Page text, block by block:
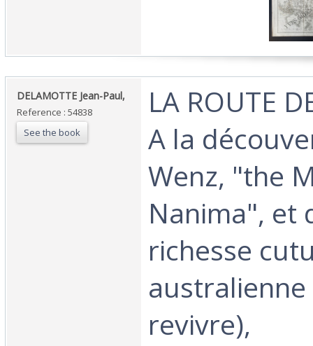
‎DELAMOTTE Jean-Paul,‎
Reference : 54838
See the book
‎LA ROUTE
A la
Wenz, "the
Nanima", et
richesse
revivre), ‎